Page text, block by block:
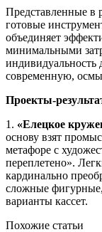
Представленные
готовые
объединяет
минимальными
современную,
Проекты-
1. «Елецкое
основу взят
метафоре с
переплетено».
кардинально
сложные
варианты кассет.
Похожие статьи